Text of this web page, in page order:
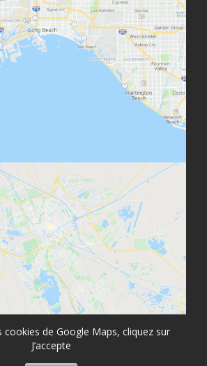
cookies de Google Maps, cliquez sur
J’accepte